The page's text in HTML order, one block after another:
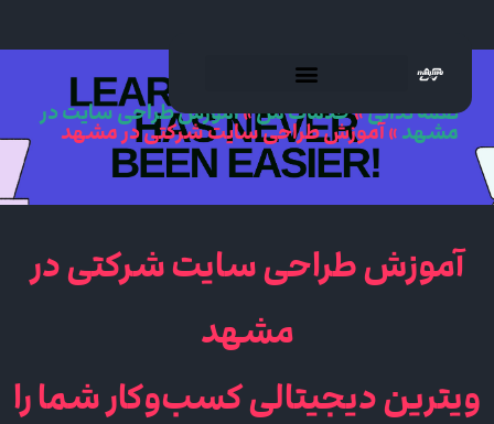
نغمه ندائی»خدمات من»آموزش طراحی سایت در
مشهد»آموزش طراحی سایت شرکتی در مشهد
آموزش طراحی سایت شرکتی در
مشهد
ویترین دیجیتالی کسب‌وکار شما را